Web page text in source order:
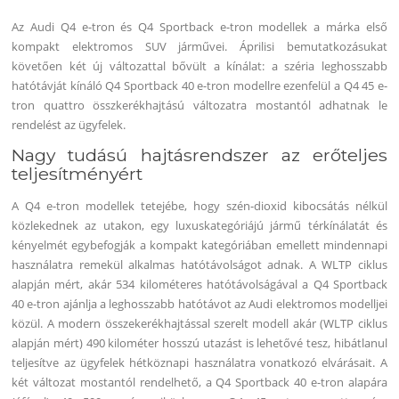
Az Audi Q4 e-tron és Q4 Sportback e-tron modellek a márka első
kompakt elektromos SUV járművei. Áprilisi bemutatkozásukat
követően két új változattal bővült a kínálat: a széria leghosszabb
hatótávját kínáló Q4 Sportback 40 e-tron modellre ezenfelül a Q4 45 e-
tron quattro összkerékhajtású változatra mostantól adhatnak le
rendelést az ügyfelek.
Nagy tudású hajtásrendszer az erőteljes
teljesítményért
A Q4 e-tron modellek tetejébe, hogy szén-dioxid kibocsátás nélkül
közlekednek az utakon, egy luxuskategóriájú jármű térkínálatát és
kényelmét egybefogják a kompakt kategóriában emellett mindennapi
használatra remekül alkalmas hatótávolságot adnak. A WLTP ciklus
alapján mért, akár 534 kilométeres hatótávolságával a Q4 Sportback
40 e-tron ajánlja a leghosszabb hatótávot az Audi elektromos modelljei
közül. A modern összekerékhajtással szerelt modell akár (WLTP ciklus
alapján mért) 490 kilométer hosszú utazást is lehetővé tesz, hibátlanul
teljesítve az ügyfelek hétköznapi használatra vonatkozó elvárásait. A
két változat mostantól rendelhető, a Q4 Sportback 40 e-tron alapára